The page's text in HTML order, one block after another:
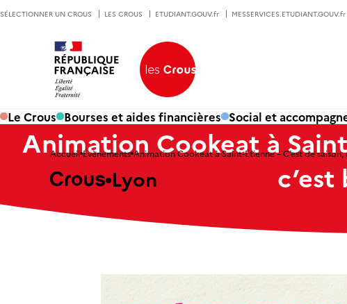
SÉLECTIONNER UN CROUS LES CROUS ETUDIANT.GOUV.fr MESSERVICES.ETUDIANT.GOUV.fr
Le Crous Bourses et aides financières Social et
Accueil Évènements Animation Cookeat à Saint-Étienne – C’est de saison,
Lyon
Animation Cookeat à
c’est